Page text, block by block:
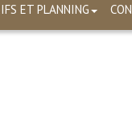
ET PLANNING